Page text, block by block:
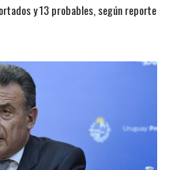
y 13 probables, según reporte